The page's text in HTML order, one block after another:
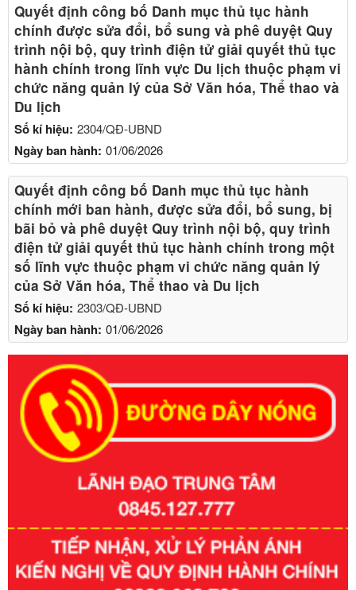
Số kí hiệu: 2304/QĐ-UBND
Ngày ban hành: 01/06/2026
Quyết định công bố Danh mục thủ tục hành
chính được sửa đổi, bổ sung và phê duyệt Quy
trình nội bộ, quy trình điện tử giải quyết thủ tục
hành chính trong lĩnh vực Du lịch thuộc phạm vi
chức năng quản lý của Sở Văn hóa, Thể thao và
Du lịch
Số kí hiệu: 2303/QĐ-UBND
Ngày ban hành: 01/06/2026
Quyết định công bố Danh mục thủ tục hành
chính mới ban hành, được sửa đổi, bổ sung, bị
bãi bỏ và phê duyệt Quy trình nội bộ, quy trình
điện tử giải quyết thủ tục hành chính trong một
số lĩnh vực thuộc phạm vi chức năng quản lý
của Sở Văn hóa, Thể thao và Du lịch